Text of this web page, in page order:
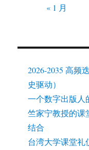
« 1 月
2026-2035 高频
史驱动）
一个数字出版人
竺家宁教授的课
结合
台湾大学课堂礼